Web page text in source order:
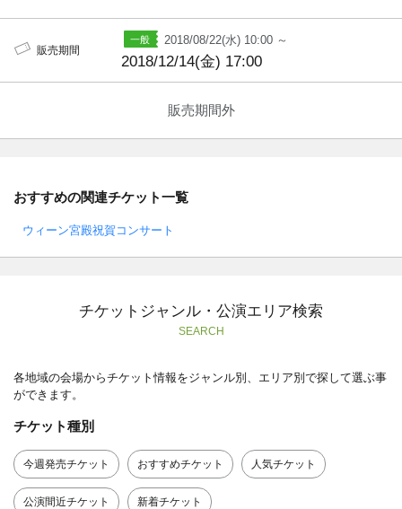
販売期間
2018/08/22(水) 10:00 ～
2018/12/14(金) 17:00
販売期間外
おすすめの関連チケット一覧
ウィーン宮殿祝賀コンサート
チケットジャンル・公演エリア検索
SEARCH
各地域の会場からチケット情報をジャンル別、エリア別で探して選ぶ事
ができます。
チケット種別
今週発売チケット おすすめチケット 人気チケット
公演間近チケット 新着チケット